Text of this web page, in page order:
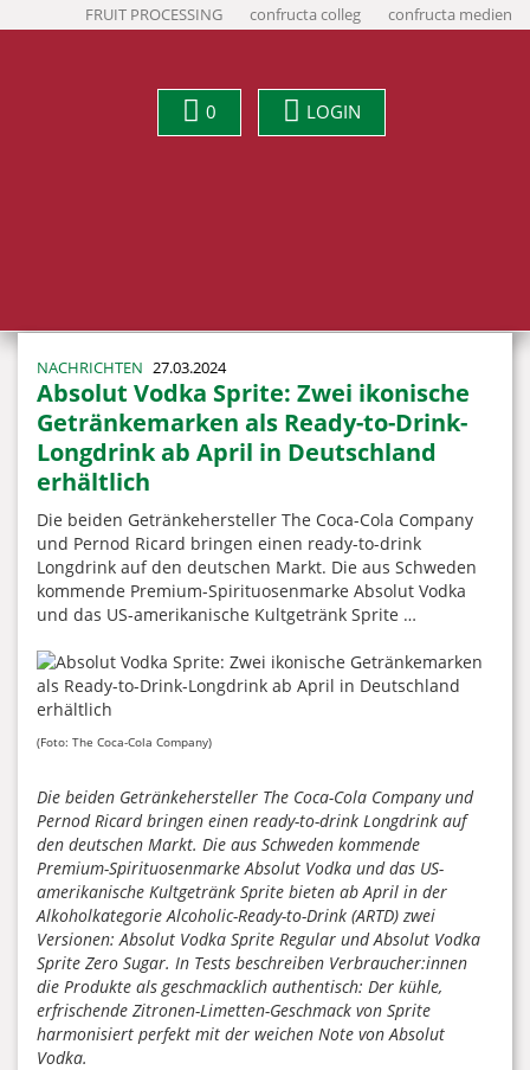
FRUIT PROCESSING confructa colleg confructa medien
0 LOGIN
NACHRICHTEN 27.03.2024
Absolut Vodka Sprite: Zwei ikonische
Getränkemarken als Ready-to-Drink-
Longdrink ab April in Deutschland
erhältlich
Die beiden Getränkehersteller The Coca-Cola Company
und Pernod Ricard bringen einen ready-to-drink
Longdrink auf den deutschen Markt. Die aus Schweden
kommende Premium-Spirituosenmarke Absolut Vodka
und das US-amerikanische Kultgetränk Sprite …
(Foto: The Coca-Cola Company)
Die beiden Getränkehersteller The Coca-Cola Company und
Pernod Ricard bringen einen ready-to-drink Longdrink auf
den deutschen Markt. Die aus Schweden kommende
Premium-Spirituosenmarke Absolut Vodka und das US-
amerikanische Kultgetränk Sprite bieten ab April in der
Alkoholkategorie Alcoholic-Ready-to-Drink (ARTD) zwei
Versionen: Absolut Vodka Sprite Regular und Absolut Vodka
Sprite Zero Sugar. In Tests beschreiben Verbraucher:innen
die Produkte als geschmacklich authentisch: Der kühle,
erfrischende Zitronen-Limetten-Geschmack von Sprite
harmonisiert perfekt mit der weichen Note von Absolut
Vodka.